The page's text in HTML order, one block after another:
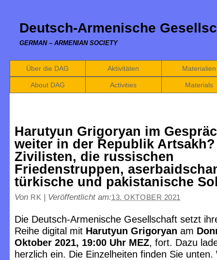
Deutsch-Armenische
GERMAN – ARMENIAN SOCIETY
Über die DAG Aktivitäten Materialien
About DAG Activities Materials
Harutyun Grigoryan im
weiter in der Republik
Zivilisten, die russischen
Friedenstruppen,
türkische und pakistanische
Von RK | Veröffentlicht am:13. OKTOBER 2021
Die Deutsch-Armenische Gesellschaft setzt
Reihe digital mit Harutyun Grigoryan am
Oktober 2021, 19:00 Uhr MEZ, fort. Dazu
herzlich ein. Die Einzelheiten finden Sie unten.